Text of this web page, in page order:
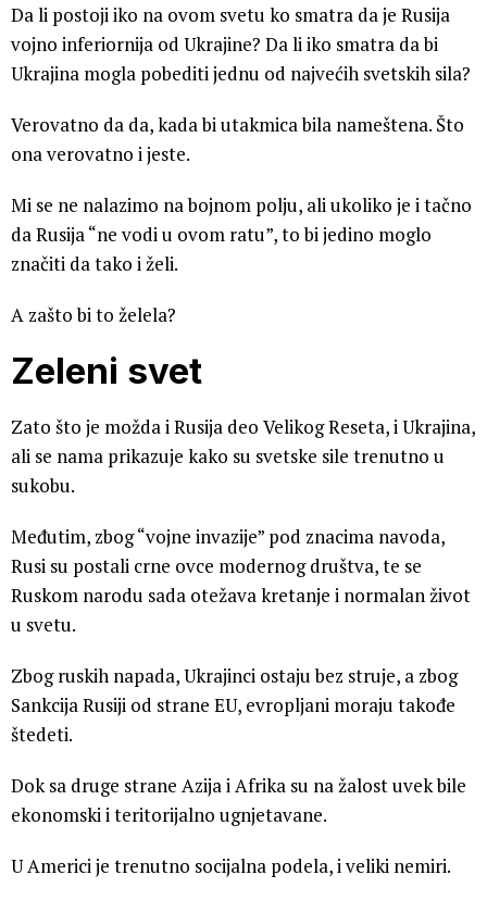
Da li postoji iko na ovom svetu ko smatra da je Rusija
vojno inferiornija od Ukrajine? Da li iko smatra da bi
Ukrajina mogla pobediti jednu od najvećih svetskih sila?
Verovatno da da, kada bi utakmica bila nameštena. Što
ona verovatno i jeste.
Mi se ne nalazimo na bojnom polju, ali ukoliko je i tačno
da Rusija “ne vodi u ovom ratu”, to bi jedino moglo
značiti da tako i želi.
A zašto bi to želela?
Zeleni svet
Zato što je možda i Rusija deo Velikog Reseta, i Ukrajina,
ali se nama prikazuje kako su svetske sile trenutno u
sukobu.
Međutim, zbog “vojne invazije” pod znacima navoda,
Rusi su postali crne ovce modernog društva, te se
Ruskom narodu sada otežava kretanje i normalan život
u svetu.
Zbog ruskih napada, Ukrajinci ostaju bez struje, a zbog
Sankcija Rusiji od strane EU, evropljani moraju takođe
štedeti.
Dok sa druge strane Azija i Afrika su na žalost uvek bile
ekonomski i teritorijalno ugnjetavane.
U Americi je trenutno socijalna podela, i veliki nemiri.